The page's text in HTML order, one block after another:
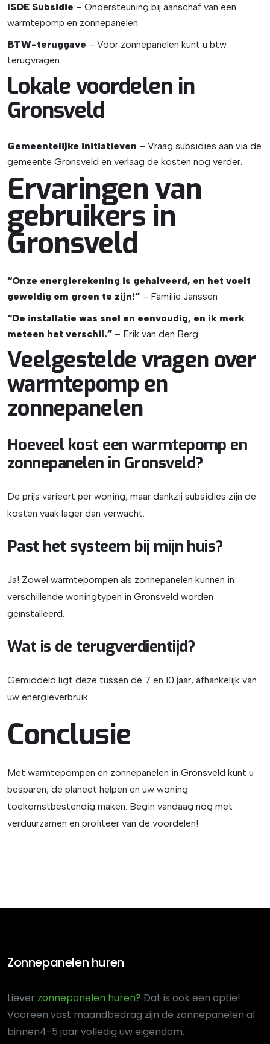
ISDE Subsidie – Ondersteuning bij aanschaf van een
warmtepomp en zonnepanelen.
BTW-teruggave – Voor zonnepanelen kunt u btw
terugvragen.
Lokale voordelen in
Gronsveld
Gemeentelijke initiatieven – Vraag subsidies aan via de
gemeente Gronsveld en verlaag de kosten nog verder.
Ervaringen van
gebruikers in
Gronsveld
“Onze energierekening is gehalveerd, en het voelt
geweldig om groen te zijn!” – Familie Janssen
“De installatie was snel en eenvoudig, en ik merk
meteen het verschil.” – Erik van den Berg
Veelgestelde vragen over
warmtepomp en
zonnepanelen
Hoeveel kost een warmtepomp en
zonnepanelen in Gronsveld?
De prijs varieert per woning, maar dankzij subsidies zijn de
kosten vaak lager dan verwacht.
Past het systeem bij mijn huis?
Ja! Zowel warmtepompen als zonnepanelen kunnen in
verschillende woningtypen in Gronsveld worden
geïnstalleerd.
Wat is de terugverdientijd?
Gemiddeld ligt deze tussen de 7 en 10 jaar, afhankelijk van
uw energieverbruik.
Conclusie
Met warmtepompen en zonnepanelen in Gronsveld kunt u
besparen, de planeet helpen en uw woning
toekomstbestendig maken. Begin vandaag nog met
verduurzamen en profiteer van de voordelen!
Zonnepanelen huren
Liever zonnepanelen huren? Dat is ook een optie!
Vooreen vast maandbedrag zijn de zonnepanelen al
binnen4-5 jaar volledig uw eigendom.